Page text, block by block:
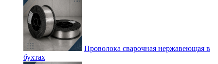
Проволока сварочная нержавеющая в
бухтах